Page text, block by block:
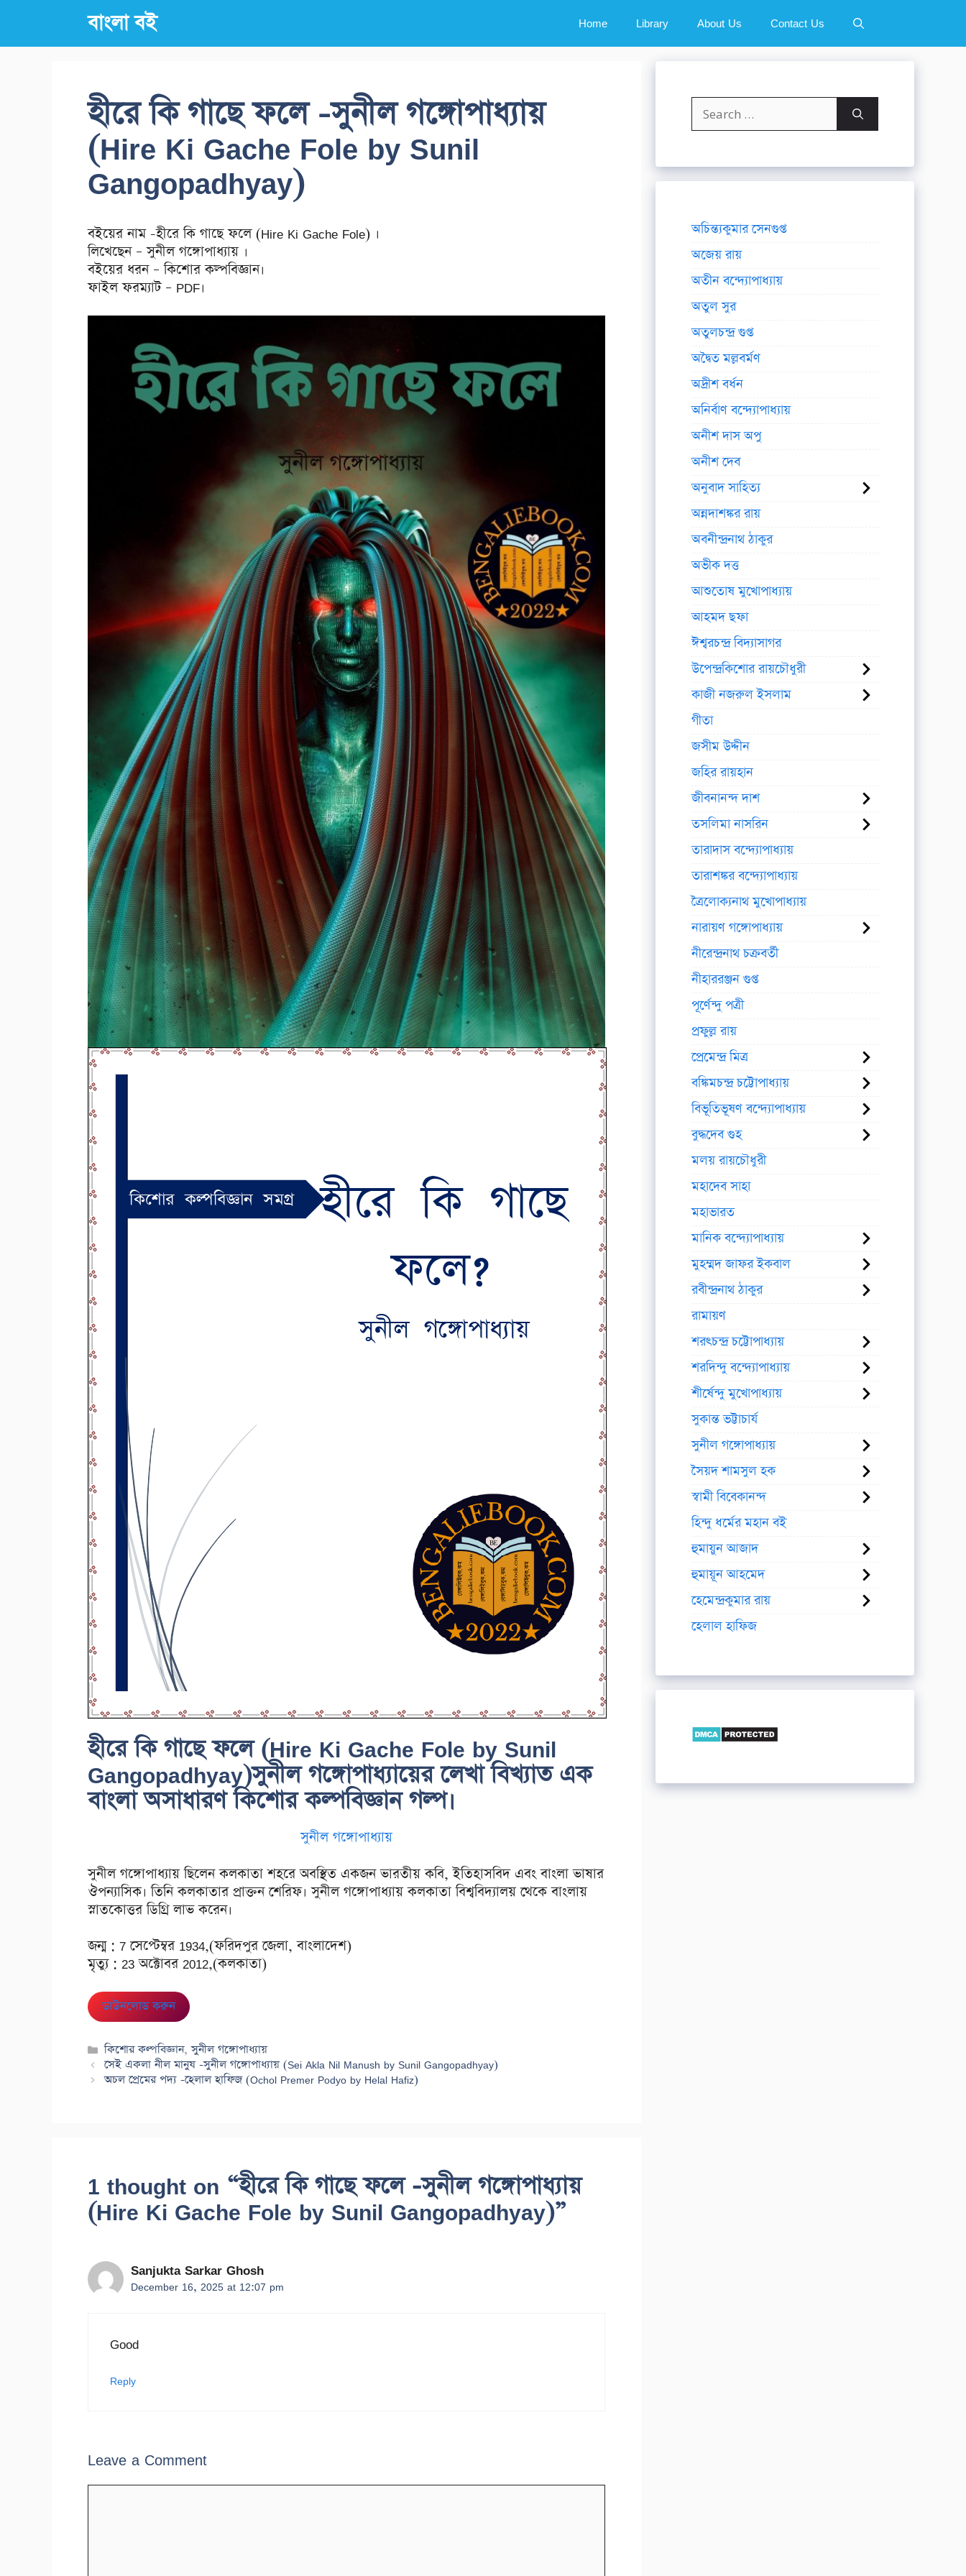
content
বাংলা বই Home Library About Us Contact Us
হীরে কি গাছে ফলে -সুনীল গঙ্গোপাধ্যায়
(Hire Ki Gache Fole by Sunil
Gangopadhyay)
বইয়ের নাম -হীরে কি গাছে ফলে (Hire Ki Gache Fole) ।
লিখেছেন – সুনীল গঙ্গোপাধ্যায় ।
বইয়ের ধরন – কিশোর কল্পবিজ্ঞান।
ফাইল ফরম্যাট – PDF।
হীরে কি গাছে ফলে (Hire Ki Gache Fole by Sunil
Gangopadhyay)সুনীল গঙ্গোপাধ্যায়ের লেখা বিখ্যাত এক
বাংলা অসাধারণ কিশোর কল্পবিজ্ঞান গল্প।
সুনীল গঙ্গোপাধ্যায়
সুনীল গঙ্গোপাধ্যায় ছিলেন কলকাতা শহরে অবস্থিত একজন ভারতীয় কবি, ইতিহাসবিদ এবং বাংলা ভাষার
ঔপন্যাসিক। তিনি কলকাতার প্রাক্তন শেরিফ। সুনীল গঙ্গোপাধ্যায় কলকাতা বিশ্ববিদ্যালয় থেকে বাংলায়
স্নাতকোত্তর ডিগ্রি লাভ করেন।
জন্ম : 7 সেপ্টেম্বর 1934,(ফরিদপুর জেলা, বাংলাদেশ)
মৃত্যু : 23 অক্টোবর 2012,(কলকাতা)
ডাউনলোড করুন
Categories
কিশোর কল্পবিজ্ঞান,সুনীল গঙ্গোপাধ্যায়
সেই একলা নীল মানুষ -সুনীল গঙ্গোপাধ্যায় (Sei Akla Nil Manush by Sunil Gangopadhyay)
অচল প্রেমের পদ্য -হেলাল হাফিজ (Ochol Premer Podyo by Helal Hafiz)
1 thought on “হীরে কি গাছে ফলে -সুনীল গঙ্গোপাধ্যায়
(Hire Ki Gache Fole by Sunil Gangopadhyay)”
Sanjukta Sarkar Ghosh
December 16, 2025 at 12:07 pm
Good
Reply
Leave a Comment
Search
for:
অচিন্ত্যকুমার সেনগুপ্ত
অজেয় রায়
অতীন বন্দ্যোপাধ্যায়
অতুল সুর
অতুলচন্দ্র গুপ্ত
অদ্বৈত মল্লবর্মণ
অদ্রীশ বর্ধন
অনির্বাণ বন্দ্যোপাধ্যায়
অনীশ দাস অপু
অনীশ দেব
অনুবাদ সাহিত্য
অন্নদাশঙ্কর রায়
অবনীন্দ্রনাথ ঠাকুর
অভীক দত্ত
আশুতোষ মুখোপাধ্যায়
আহমদ ছফা
ঈশ্বরচন্দ্র বিদ্যাসাগর
উপেন্দ্রকিশোর রায়চৌধুরী
কাজী নজরুল ইসলাম
গীতা
জসীম উদ্দীন
জহির রায়হান
জীবনানন্দ দাশ
তসলিমা নাসরিন
তারাদাস বন্দ্যোপাধ্যায়
তারাশঙ্কর বন্দ্যোপাধ্যায়
ত্রৈলোক্যনাথ মুখোপাধ্যায়
নারায়ণ গঙ্গোপাধ্যায়
নীরেন্দ্রনাথ চক্রবর্তী
নীহাররঞ্জন গুপ্ত
পূর্ণেন্দু পত্রী
প্রফুল্ল রায়
প্রেমেন্দ্র মিত্র
বঙ্কিমচন্দ্র চট্টোপাধ্যায়
বিভূতিভূষণ বন্দ্যোপাধ্যায়
বুদ্ধদেব গুহ
মলয় রায়চৌধুরী
মহাদেব সাহা
মহাভারত
মানিক বন্দ্যোপাধ্যায়
মুহম্মদ জাফর ইকবাল
রবীন্দ্রনাথ ঠাকুর
রামায়ণ
শরৎচন্দ্র চট্টোপাধ্যায়
শরদিন্দু বন্দ্যোপাধ্যায়
শীর্ষেন্দু মুখোপাধ্যায়
সুকান্ত ভট্টাচার্য
সুনীল গঙ্গোপাধ্যায়
সৈয়দ শামসুল হক
স্বামী বিবেকানন্দ
হিন্দু ধর্মের মহান বই
হুমায়ুন আজাদ
হুমায়ূন আহমেদ
হেমেন্দ্রকুমার রায়
হেলাল হাফিজ